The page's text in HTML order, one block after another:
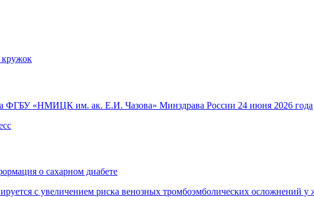
кружок
ФГБУ «НМИЦК им. ак. Е.И. Чазова» Минздрава России 24 июня 2026 года
о сахарном диабете
с увеличением риска венозных тромбоэмболических осложнений